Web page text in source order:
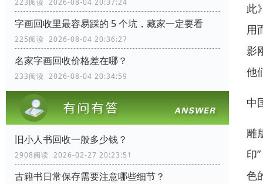
223阅读 2026-08-04 20:37:24
字画回收里最容易踩的 5 个坑，藏家一定要看
225阅读 2026-08-04 20:36:27
名家字画回收价格差在哪？
233阅读 2026-08-04 20:34:59
旧小人书回收一般多少钱？
2908阅读 2026-02-27 20:23:51
古籍书日常保存需要注意哪些细节？
此
用
影
他
中
雕
印
色